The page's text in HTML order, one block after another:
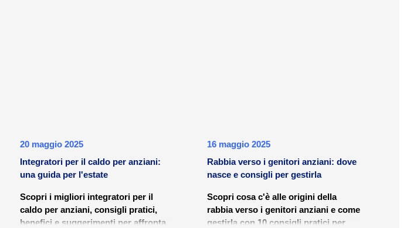
20 maggio 2025
Integratori per il caldo per anziani:
una guida per l'estate
Scopri i migliori integratori per il
caldo per anziani, consigli pratici,
benefici e suggerimenti per affrontare
16 maggio 2025
Rabbia verso i genitori anziani: dove
nasce e consigli per gestirla
Scopri cosa c'è alle origini della
rabbia verso i genitori anziani e come
gestirla con 10 consigli pratici per